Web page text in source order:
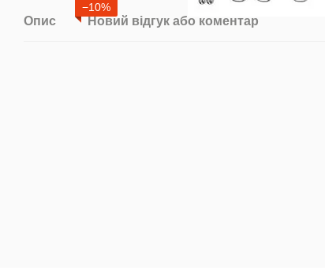
−10%
Опис Новий відгук або коментар